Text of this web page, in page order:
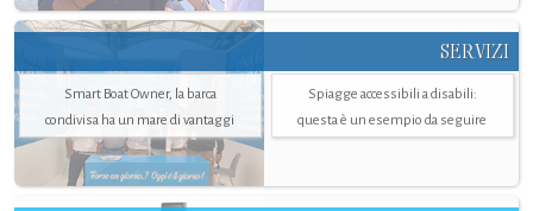
SERVIZI
Smart Boat Owner, la barca
condivisa ha un mare di vantaggi
Spiagge accessibili a disabili:
questa è un esempio da seguire